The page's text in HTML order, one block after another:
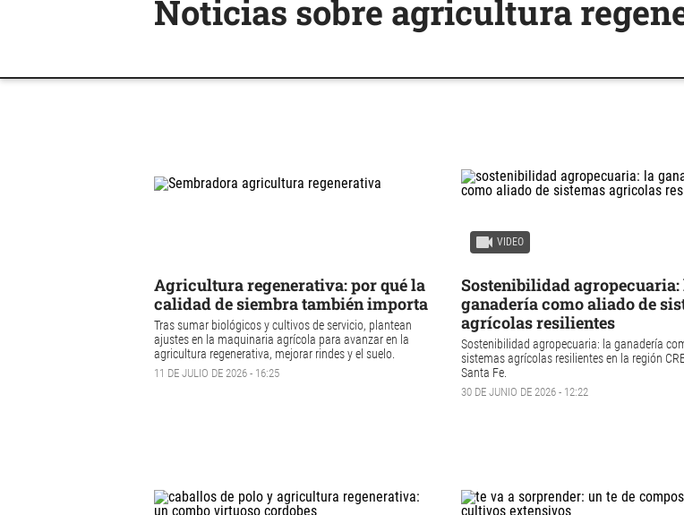
Noticias sobre agricultura
Agricultura regenerativa: por qué la
calidad de siembra también importa
Tras sumar biológicos y cultivos de servicio, plantean
ajustes en la maquinaria agrícola para avanzar en la
agricultura regenerativa, mejorar rindes y el suelo.
11 DE JULIO DE 2026 - 16:25
VIDEO
Sostenibilidad agropecuaria:
ganadería como aliado de
agrícolas resilientes
Sostenibilidad agropecuaria: la ganadería
sistemas agrícolas resilientes en la región
Santa Fe
30 DE JUNIO DE 2026 - 12:22